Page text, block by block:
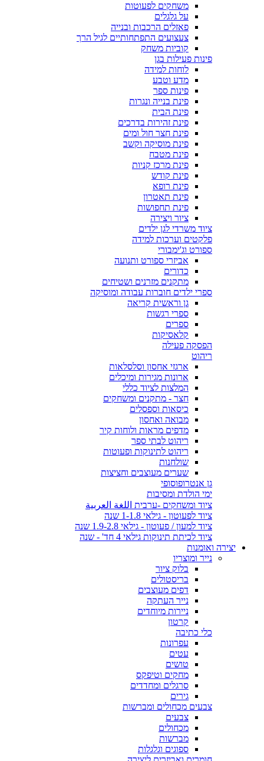
משחקים לפעוטות
על גלגלים
פאזלים הרכבות ובנייה
צעצועים התפתחותיים לגיל הרך
קוביות משחק
פינות פעילות בגן
לוחות למידה
מדע וטבע
פינות ספר
פינת בנייה ונגרות
פינת הבית
פינת זהירות בדרכים
פינת חצר חול ומים
פינת מוסיקה וקשב
פינת מטבח
פינת מרכז קניות
פינת קודש
פינת רופא
פינת תאטרון
פינת תחפושות
ציור ויצירה
ציוד משרדי לגן ילדים
פלקטים וערכות למידה
ספורט וג'ימבורי
אביזרי ספורט ותנועה
כדורים
מתקנים מזרנים ושטיחים
ספרי ילדים חוברות עבודה ומוסיקה
גן וראשית קריאה
ספרי רגשות
ספרים
קלאסיקות
הפסקה פעילה
ריהוט
ארגזי אחסון וסלסלאות
ארונות מגירות ומיכלים
המלצות לציוד כללי
חצר - מתקנים ומשחקים
כיסאות וספסלים
מבואה ואחסון
מדפים מראות ולוחות קיר
ריהוט לבתי ספר
ריהוט לתינוקות ופעוטות
שולחנות
שערים מעוצבים וחציצות
גן אנטרופוסופי
ימי הולדת ומסיבות
ציוד ומשחקים -ערבית اللغة العربية
ציוד לפעוטון - גילאי 1-1.8 שנה
ציוד למעון / פעוטון - גילאי 1.9-2.8 שנה
ציוד לכיתת תינוקות גילאי 4 חד' - שנה
יצירה ואומנות
נייר ומוצריו
בלוק ציור
בריסטולים
דפים מעוצבים
נייר העתקה
ניירות מיוחדים
קרטון
כלי כתיבה
עפרונות
עטים
טושים
מחקים וטיפקס
סרגלים ומחדדים
גירים
צבעים מכחולים ומברשות
צבעים
מכחולים
מברשות
ספוגים וגלגלות